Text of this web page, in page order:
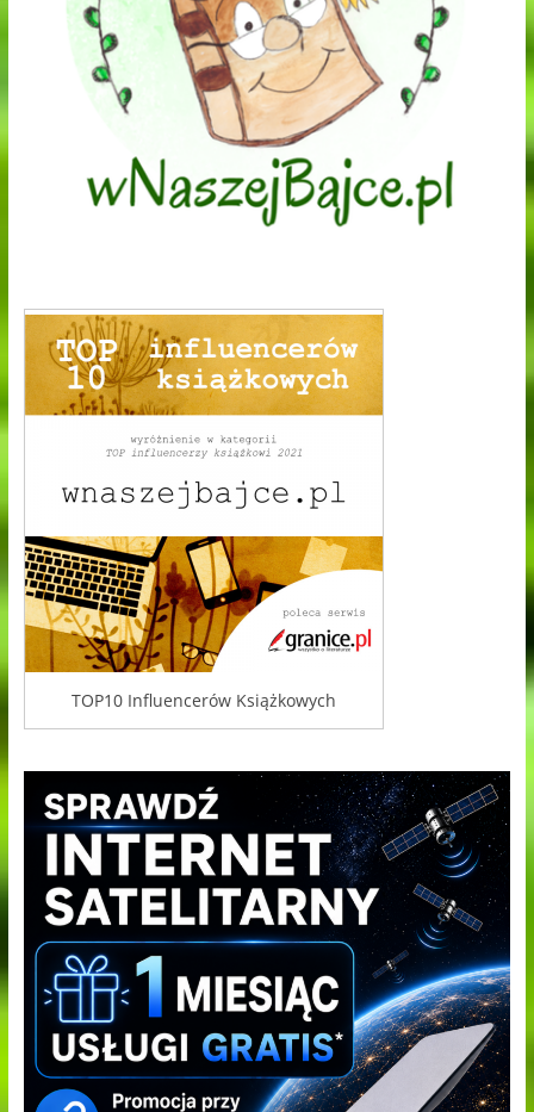
TOP10 Influencerów Książkowych